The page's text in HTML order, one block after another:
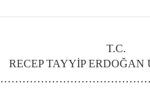
T.C.
RECEP TAYYİP ERDOĞAN